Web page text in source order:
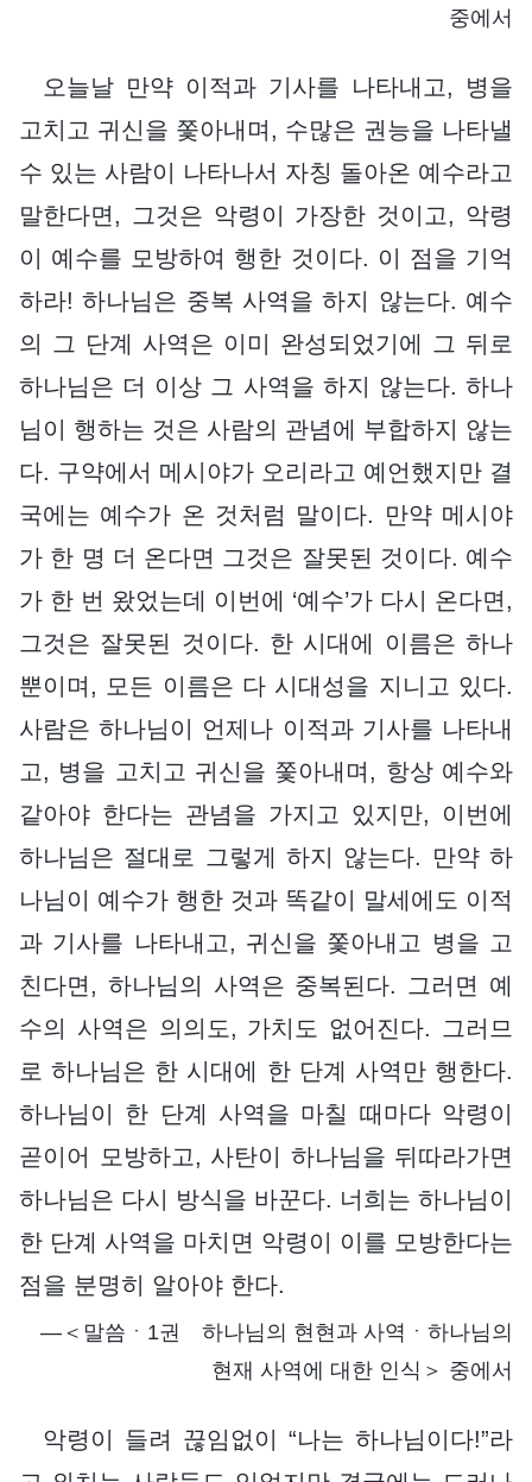
중에서
오늘날 만약 이적과 기사를 나타내고, 병을
고치고 귀신을 쫓아내며, 수많은 권능을 나타낼
수 있는 사람이 나타나서 자칭 돌아온 예수라고
말한다면, 그것은 악령이 가장한 것이고, 악령
이 예수를 모방하여 행한 것이다. 이 점을 기억
하라! 하나님은 중복 사역을 하지 않는다. 예수
의 그 단계 사역은 이미 완성되었기에 그 뒤로
하나님은 더 이상 그 사역을 하지 않는다. 하나
님이 행하는 것은 사람의 관념에 부합하지 않는
다. 구약에서 메시야가 오리라고 예언했지만 결
국에는 예수가 온 것처럼 말이다. 만약 메시야
가 한 명 더 온다면 그것은 잘못된 것이다. 예수
가 한 번 왔었는데 이번에 ‘예수’가 다시 온다면,
그것은 잘못된 것이다. 한 시대에 이름은 하나
뿐이며, 모든 이름은 다 시대성을 지니고 있다.
사람은 하나님이 언제나 이적과 기사를 나타내
고, 병을 고치고 귀신을 쫓아내며, 항상 예수와
같아야 한다는 관념을 가지고 있지만, 이번에
하나님은 절대로 그렇게 하지 않는다. 만약 하
나님이 예수가 행한 것과 똑같이 말세에도 이적
과 기사를 나타내고, 귀신을 쫓아내고 병을 고
친다면, 하나님의 사역은 중복된다. 그러면 예
수의 사역은 의의도, 가치도 없어진다. 그러므
로 하나님은 한 시대에 한 단계 사역만 행한다.
하나님이 한 단계 사역을 마칠 때마다 악령이
곧이어 모방하고, 사탄이 하나님을 뒤따라가면
하나님은 다시 방식을 바꾼다. 너희는 하나님이
한 단계 사역을 마치면 악령이 이를 모방한다는
점을 분명히 알아야 한다.
―＜말씀ㆍ1권 하나님의 현현과 사역ㆍ하나님의
현재 사역에 대한 인식＞ 중에서
악령이 들려 끊임없이 “나는 하나님이다!”라